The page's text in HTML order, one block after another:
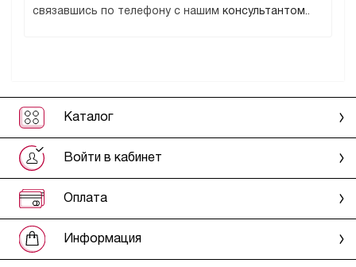
связавшись по телефону с нашим консультантом..
Каталог
Войти в кабинет
Оплата
Информация